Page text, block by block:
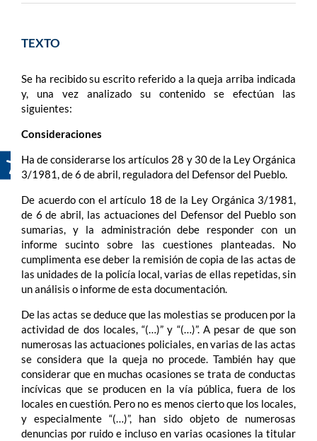
TEXTO
Se ha recibido su escrito referido a la queja arriba indicada
y, una vez analizado su contenido se efectúan las
siguientes:
Consideraciones
Ha de considerarse los artículos 28 y 30 de la Ley Orgánica
3/1981, de 6 de abril, reguladora del Defensor del Pueblo.
De acuerdo con el artículo 18 de la Ley Orgánica 3/1981,
de 6 de abril, las actuaciones del Defensor del Pueblo son
sumarias, y la administración debe responder con un
informe sucinto sobre las cuestiones planteadas. No
cumplimenta ese deber la remisión de copia de las actas de
las unidades de la policía local, varias de ellas repetidas, sin
un análisis o informe de esta documentación.
De las actas se deduce que las molestias se producen por la
actividad de dos locales, “(…)” y “(…)”. A pesar de que son
numerosas las actuaciones policiales, en varias de las actas
se considera que la queja no procede. También hay que
considerar que en muchas ocasiones se trata de conductas
incívicas que se producen en la vía pública, fuera de los
locales en cuestión. Pero no es menos cierto que los locales,
y especialmente “(…)”, han sido objeto de numerosas
denuncias por ruido e incluso en varias ocasiones la titular